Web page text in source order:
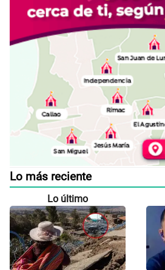
Lo más reciente
Lo último